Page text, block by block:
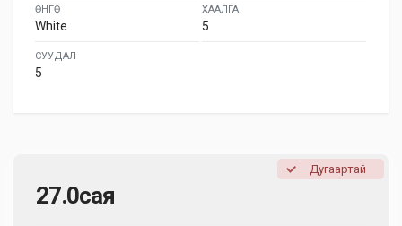
27.0сая
Дугаартай
ӨНГӨ
White
ХААЛГА
5
СУУДАЛ
5